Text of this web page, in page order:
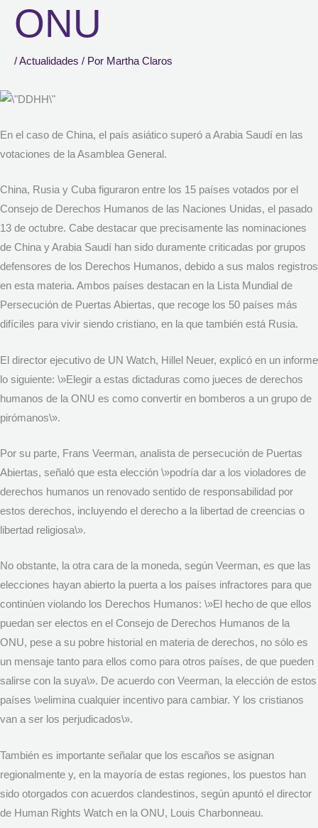
ONU
/Actualidades / Por Martha Claros
En el caso de China, el país asiático superó a Arabia Saudí en las
votaciones de la Asamblea General.
China, Rusia y Cuba figuraron entre los 15 países votados por el
Consejo de Derechos Humanos de las Naciones Unidas, el pasado
13 de octubre. Cabe destacar que precisamente las nominaciones
de China y Arabia Saudí han sido duramente criticadas por grupos
defensores de los Derechos Humanos, debido a sus malos registros
en esta materia. Ambos países destacan en la Lista Mundial de
Persecución de Puertas Abiertas, que recoge los 50 países más
difíciles para vivir siendo cristiano, en la que también está Rusia.
El director ejecutivo de UN Watch, Hillel Neuer, explicó en un informe
lo siguiente: \»Elegir a estas dictaduras como jueces de derechos
humanos de la ONU es como convertir en bomberos a un grupo de
pirómanos\».
Por su parte, Frans Veerman, analista de persecución de Puertas
Abiertas, señaló que esta elección \»podría dar a los violadores de
derechos humanos un renovado sentido de responsabilidad por
estos derechos, incluyendo el derecho a la libertad de creencias o
libertad religiosa\».
No obstante, la otra cara de la moneda, según Veerman, es que las
elecciones hayan abierto la puerta a los países infractores para que
continúen violando los Derechos Humanos: \»El hecho de que ellos
puedan ser electos en el Consejo de Derechos Humanos de la
ONU, pese a su pobre historial en materia de derechos, no sólo es
un mensaje tanto para ellos como para otros países, de que pueden
salirse con la suya\». De acuerdo con Veerman, la elección de estos
países \»elimina cualquier incentivo para cambiar. Y los cristianos
van a ser los perjudicados\».
También es importante señalar que los escaños se asignan
regionalmente y, en la mayoría de estas regiones, los puestos han
sido otorgados con acuerdos clandestinos, según apuntó el director
de Human Rights Watch en la ONU, Louis Charbonneau.